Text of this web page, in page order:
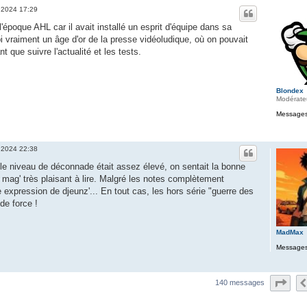
Blondex
17:29
AHL car il avait installé un esprit d'équipe dans sa
vraiment un âge d'or de la presse vidéoludique, où on pouvait
que suivre l'actualité et les tests.
MadMax
22:38
niveau de déconnade était assez élevé, on sentait la bonne
très plaisant à lire. Malgré les notes complètement
expression de djeunz'... En tout cas, les hors série "guerre des
force !
140 messages Page